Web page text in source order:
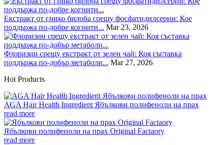
Екстракт от гинко билоба срещу фосфатидилсерин: Кое
поддържа по-добре когнити... Mar 23, 2026
Флоризин срещу екстракт от зелен чай: Коя съставка
поддържа по-добър метаболи... Mar 27, 2026
Hot Products
AGA Hair Health Ingredient Ябълкови полифеноли на прах
read more
Ябълкови полифеноли на прах Original Factaory
read more